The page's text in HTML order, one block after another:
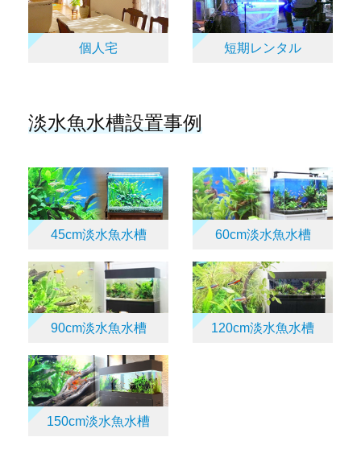
個人宅 短期レンタル
淡水魚水槽設置事例
45cm淡水魚水槽 60cm淡水魚水槽
90cm淡水魚水槽 120cm淡水魚水槽
150cm淡水魚水槽